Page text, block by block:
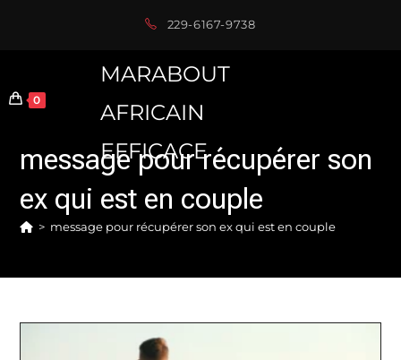
229-6167-9738
0
MARABOUT
AFRICAIN
EFFICACE
message pour récupérer son
ex qui est en couple
> message pour récupérer son ex qui est en couple